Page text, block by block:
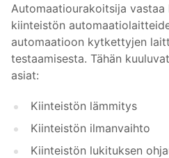
Automaatiourakoitsija vastaa
kiinteistön
automaatioon kytkettyjen
testaamisesta. Tähän
asiat:
Kiinteistön lämmitys
Kiinteistön ilmanvaihto
Kiinteistön lukituksen